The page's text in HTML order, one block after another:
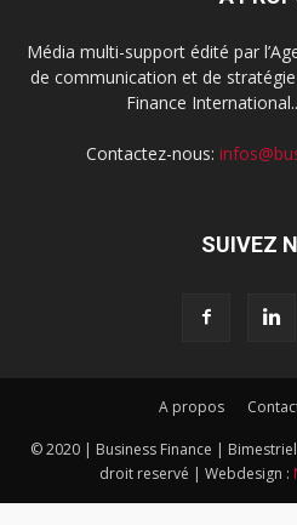
Média multi-support édité par
de communication et de
Finance
Contactez-nous:
SUIVEZ
A propos
© 2020 | Business Finance |
droit reservé | Webdesign :